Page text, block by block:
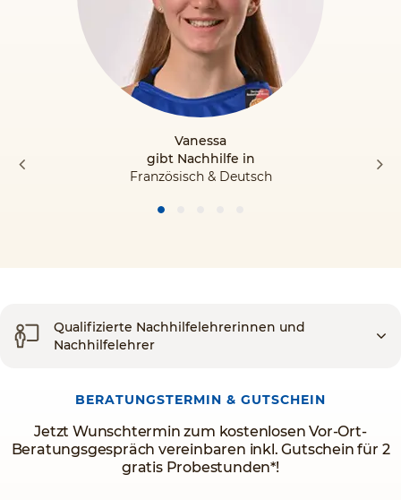
Vanessa
gibt Nachhilfe in
Französisch & Deutsch
Qualifizierte Nachhilfelehrerinnen und
Nachhilfelehrer
BERATUNGSTERMIN & GUTSCHEIN
Jetzt Wunschtermin zum kostenlosen Vor-Ort-
Beratungsgespräch vereinbaren inkl. Gutschein für 2
gratis Probestunden*!